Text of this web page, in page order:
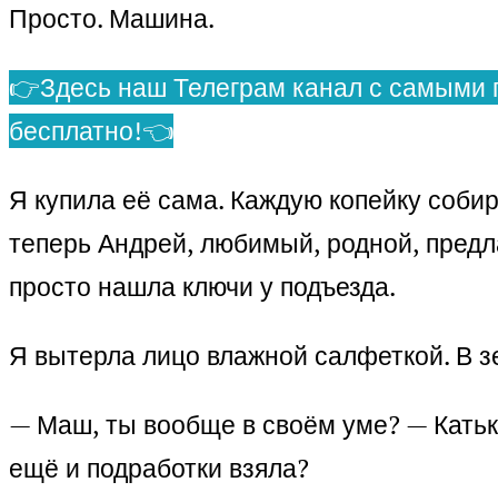
Просто. Машина.
👉Здесь наш Телеграм канал с самыми
бесплатно!👈
Я купила её сама. Каждую копейку
теперь Андрей, любимый, родной,
просто нашла ключи у подъезда.
Я вытерла лицо влажной салфеткой. В
— Маш, ты вообще в своём уме? —
ещё и подработки взяла?